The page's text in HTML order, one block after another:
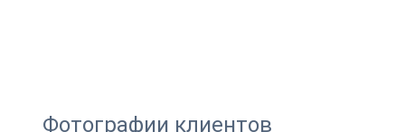
Фотографии клиентов